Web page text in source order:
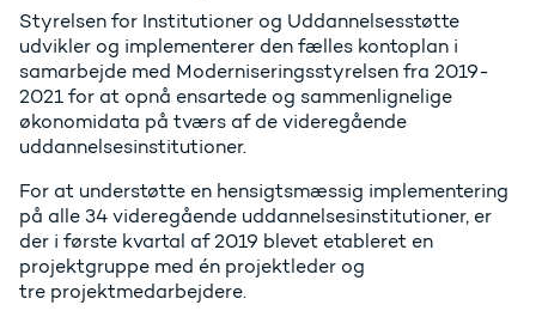
Styrelsen for Institutioner og Uddannelsesstøtte
udvikler og implementerer den fælles kontoplan i
samarbejde med Moderniseringsstyrelsen fra 2019-
2021 for at opnå ensartede og sammenlignelige
økonomidata på tværs af de videregående
uddannelsesinstitutioner.
For at understøtte en hensigtsmæssig implementering
på alle 34 videregående uddannelsesinstitutioner, er
der i første kvartal af 2019 blevet etableret en
projektgruppe med én projektleder og
tre projektmedarbejdere.